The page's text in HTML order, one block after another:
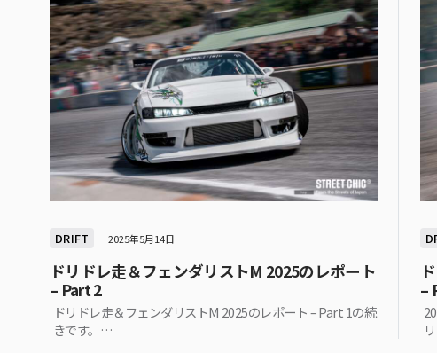
DRIFT 2025年5月14日
ドリドレ走＆フェンダリストM 2025のレポート
– Part 2
ドリドレ走＆フェンダリストM 2025のレポート – Part 1の続
きです。…
–